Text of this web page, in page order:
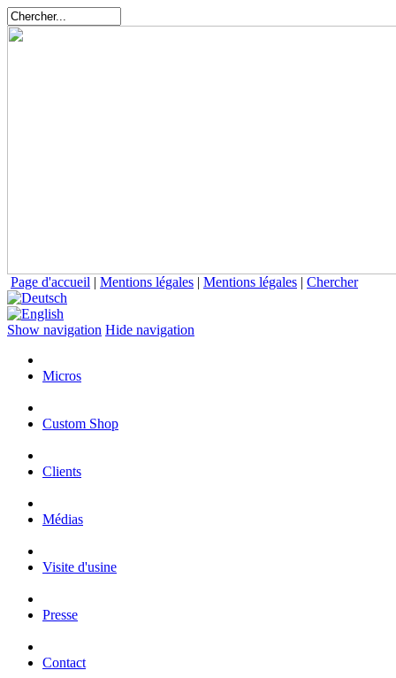
Page d'accueil | Mentions légales | Mentions légales | Chercher
Show navigation Hide navigation
Micros
Custom Shop
Clients
Médias
Visite d'usine
Presse
Contact